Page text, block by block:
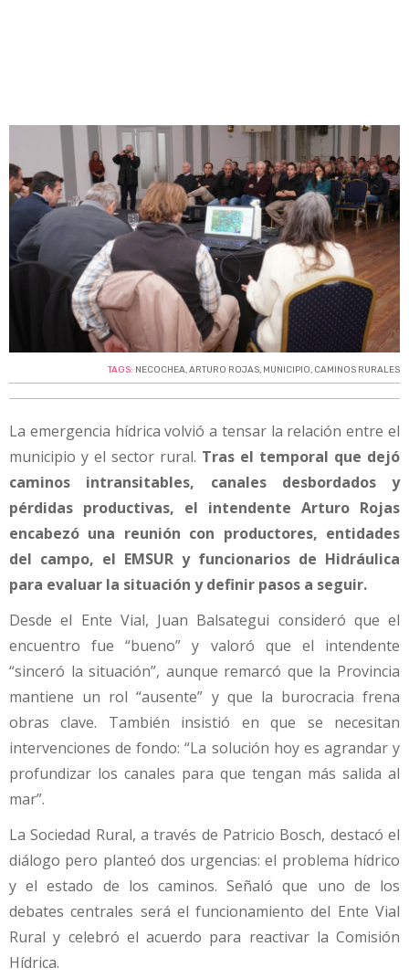
TAGS: NECOCHEA,ARTURO ROJAS, MUNICIPIO, CAMINOS RURALES
La emergencia hídrica volvió a tensar la relación entre el
municipio y el sector rural. Tras el temporal que dejó
caminos intransitables, canales desbordados y
pérdidas productivas, el intendente Arturo Rojas
encabezó una reunión con productores, entidades
del campo, el EMSUR y funcionarios de Hidráulica
para evaluar la situación y definir pasos a seguir.
Desde el Ente Vial, Juan Balsategui consideró que el
encuentro fue “bueno” y valoró que el intendente
“sinceró la situación”, aunque remarcó que la Provincia
mantiene un rol “ausente” y que la burocracia frena
obras clave. También insistió en que se necesitan
intervenciones de fondo: “La solución hoy es agrandar y
profundizar los canales para que tengan más salida al
mar”.
La Sociedad Rural, a través de Patricio Bosch, destacó el
diálogo pero planteó dos urgencias: el problema hídrico
y el estado de los caminos. Señaló que uno de los
debates centrales será el funcionamiento del Ente Vial
Rural y celebró el acuerdo para reactivar la Comisión
Hídrica.